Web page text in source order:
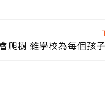
爬樹 雜學校為每個孩